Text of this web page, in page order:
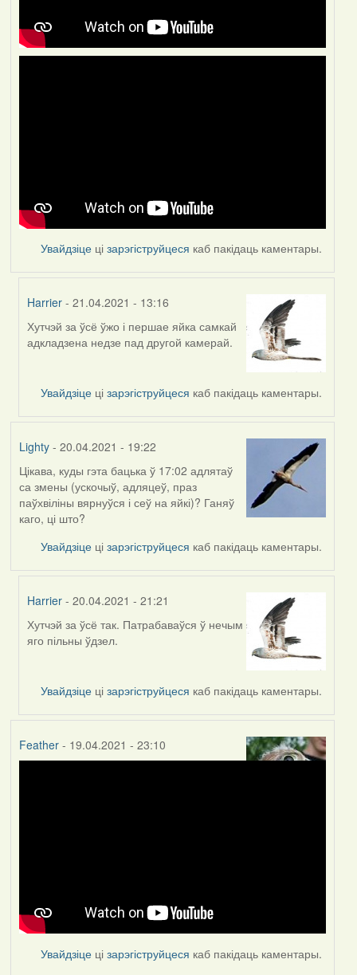
Увайдзіце цізарэгіструйцеся каб пакідаць каментары.
Harrier - 21.04.2021 - 13:16
In
reply
Feather
Хутчэй за ўсё ўжо і першае яйка самкай
адкладзена недзе пад другой камерай.
Увайдзіце цізарэгіструйцеся каб пакідаць каментары.
Lighty- 20.04.2021 - 19:22
Цікава, куды гэта бацька ў 17:02 адлятаў
са змены (ускочыў, адляцеў, праз
паўхвіліны вярнуўся і сеў на яйкі)? Ганяў
каго, ці што?
Увайдзіце цізарэгіструйцеся каб пакідаць каментары.
Harrier - 20.04.2021 - 21:21
In
reply
Lighty
Хутчэй за ўсё так. Патрабаваўся ў нечым
яго пільны ўдзел.
Увайдзіце цізарэгіструйцеся каб пакідаць каментары.
Feather- 19.04.2021 - 23:10
Увайдзіце цізарэгіструйцеся каб пакідаць каментары.